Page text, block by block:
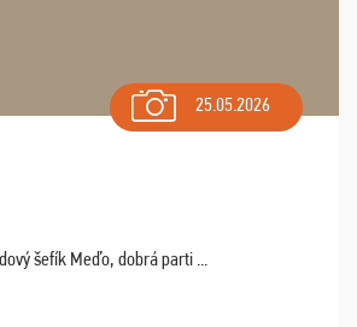
25.05.2026
šefík Meďo, dobrá parti ...